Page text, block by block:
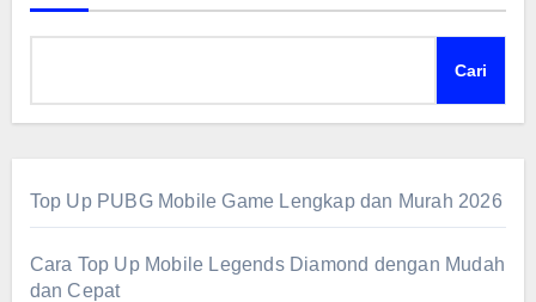
Cari
Top Up PUBG Mobile Game Lengkap dan Murah 2026
Cara Top Up Mobile Legends Diamond dengan Mudah
dan Cepat